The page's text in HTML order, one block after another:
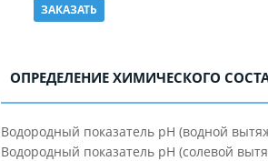
ЗАКАЗАТЬ
ОПРЕДЕЛЕНИЕ ХИМИЧЕСКОГО
Водородный показатель рН (водной
Водородный показатель рН (солевой